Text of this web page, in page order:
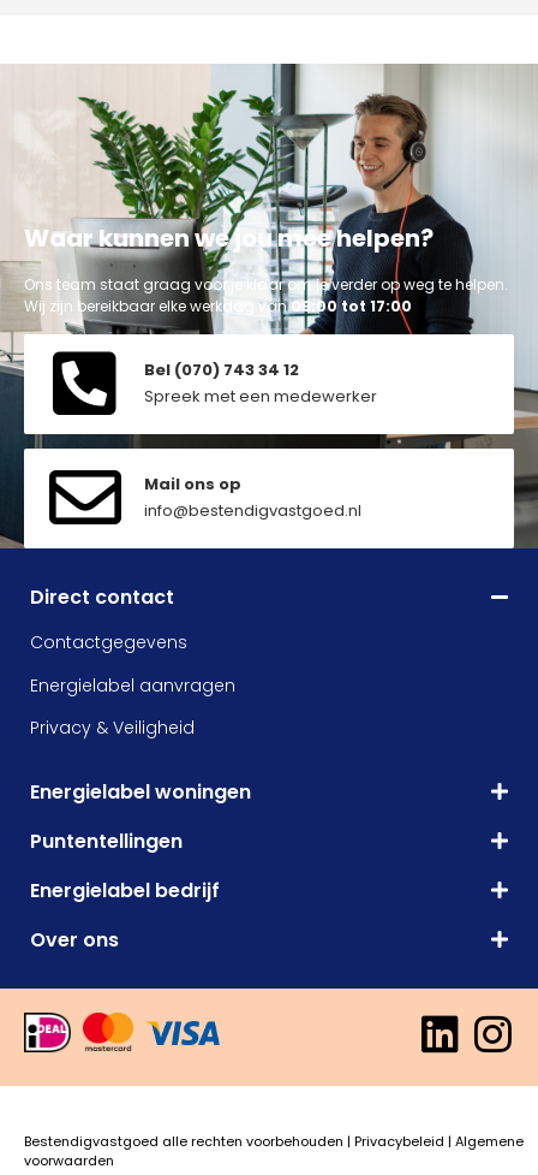
Waar kunnen we jou mee helpen?
Ons team staat graag voor je klaar om je verder op weg te helpen.
Wij zijn bereikbaar elke werkdag van09:00 tot 17:00
Bel (070) 743 34 12
Spreek met een medewerker
Mail ons op
info@bestendigvastgoed.nl
Direct contact
Contactgegevens
Energielabel aanvragen
Privacy & Veiligheid
Energielabel woningen
Puntentellingen
Energielabel bedrijf
Over ons
Bestendigvastgoed alle rechten voorbehouden | Privacybeleid | Algemene
voorwaarden